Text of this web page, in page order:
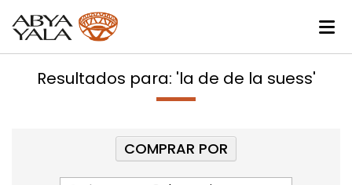
Resultados para: 'la de de la suess'
COMPRAR POR